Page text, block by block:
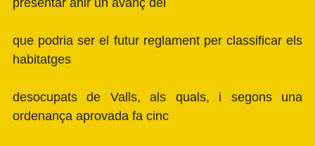
presentar ahir un avanç del
que podria ser el futur reglament per classificar els
habitatges
desocupats de Valls, als quals, i segons una
ordenança aprovada fa cinc